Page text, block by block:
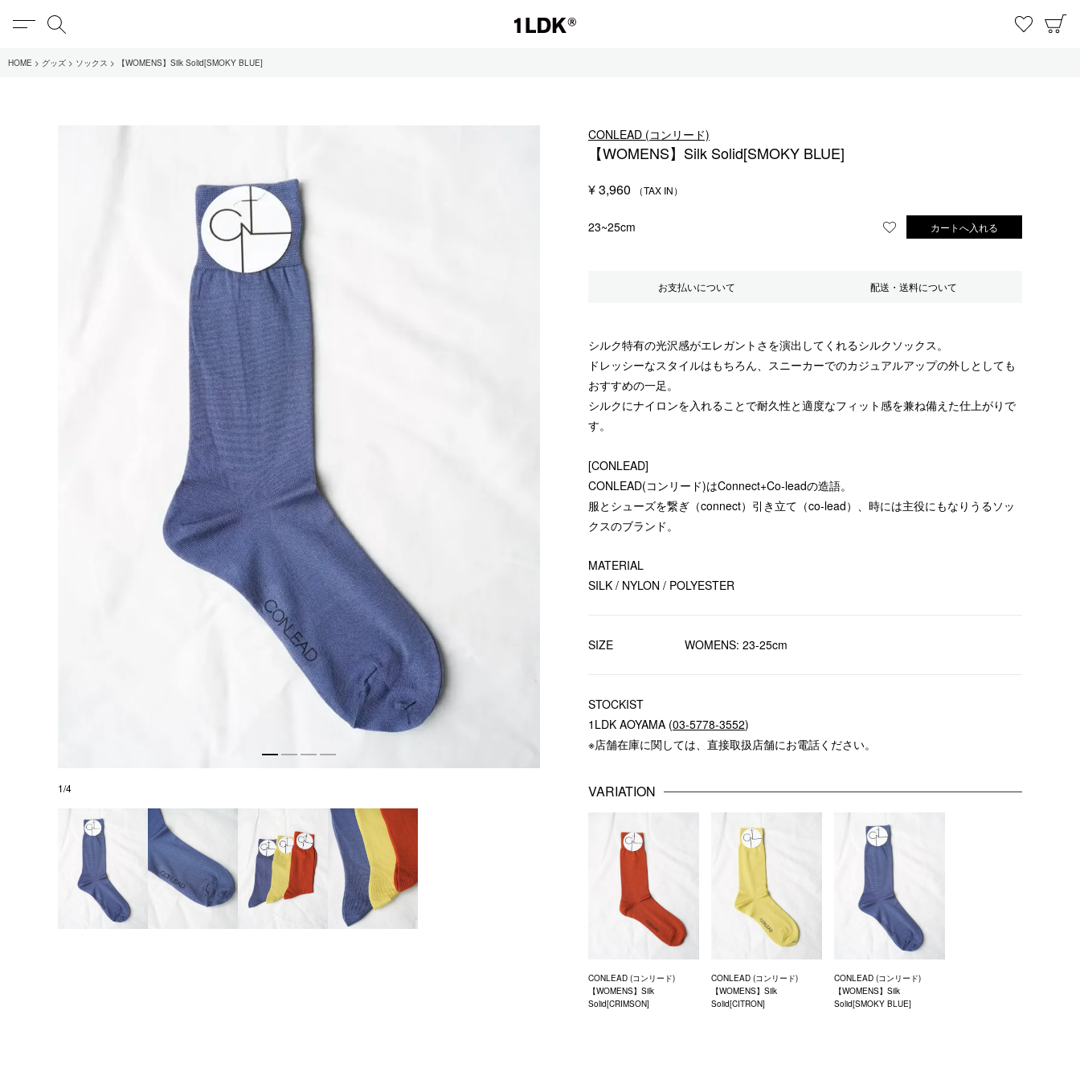
MENU お気に
UNIVERSAL PRODUCTS.
1LDK STAND
SEARCH
HOME グッズ ソックス 【WOMENS】Silk Solid[SMOKY BLUE]
1/4
CONLEAD (コンリード)
【WOMENS】Silk Solid[SMOKY BLUE]
¥3,960
23~25cm お気に入りに登録する
カートへ入れる
お支払いについて 配送・送料について
シルク特有の光沢感がエレガントさを演出してくれるシルクソックス。
ドレッシーなスタイルはもちろん、スニーカーでのカジュアルアップの外しとしても
おすすめの一足。
シルクにナイロンを入れることで耐久性と適度なフィット感を兼ね備えた仕上がりで
す。
[CONLEAD]
CONLEAD(コンリード)はConnect+Co-leadの造語。
服とシューズを繋ぎ（connect）引き立て（co-lead）、時には主役にもなりうるソッ
クスのブランド。
MATERIAL
SILK / NYLON / POLYESTER
SIZE WOMENS: 23-25cm
STOCKIST
1LDK AOYAMA (03-5778-3552)
※店舗在庫に関しては、直接取扱店舗にお電話ください。
VARIATION
CONLEAD (コンリード)
【WOMENS】Silk
Solid[CRIMSON]
CONLEAD (コンリード)
【WOMENS】Silk
Solid[CITRON]
CONLEAD (コンリード)
【WOMENS】Silk
Solid[SMOKY BLUE]